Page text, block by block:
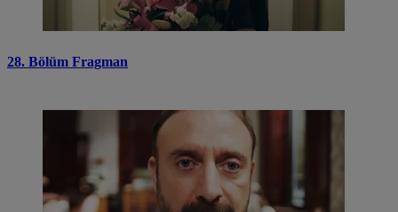
28. Bölüm Fragman